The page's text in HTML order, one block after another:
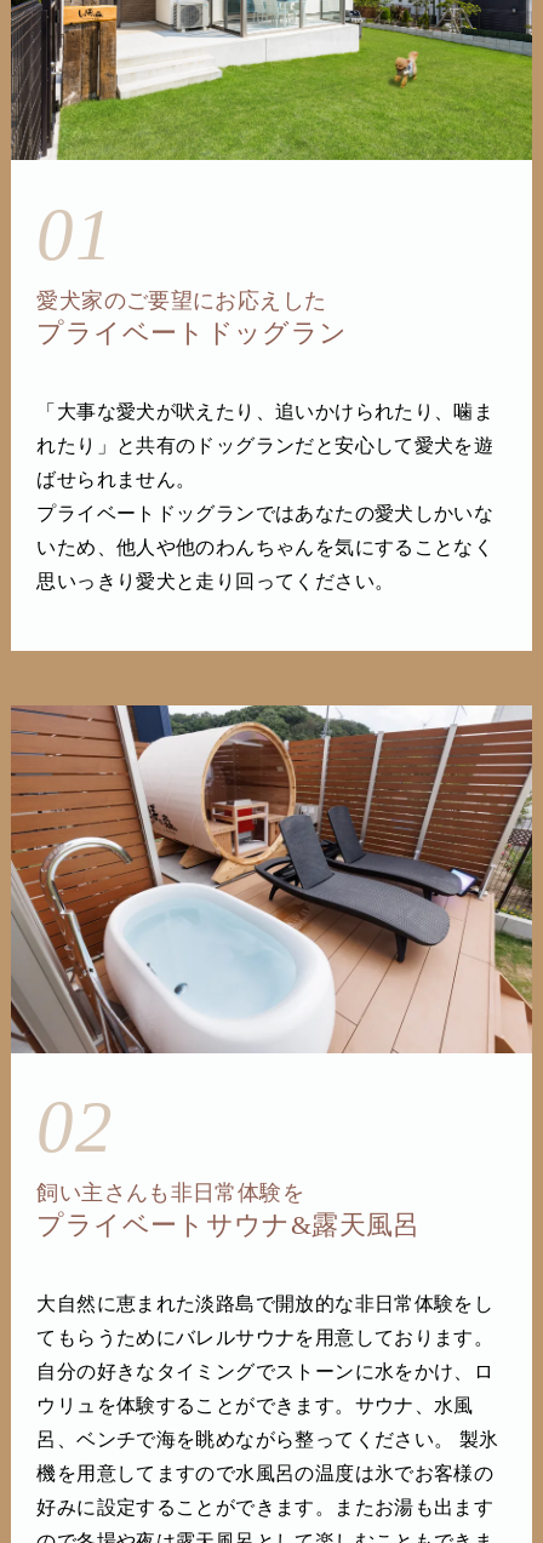
01
愛犬家のご要望にお応えした
プライベートドッグラン
「大事な愛犬が吠えたり、追いかけられたり、噛ま
れたり」と共有のドッグランだと安心して愛犬を遊
ばせられません。
プライベートドッグランではあなたの愛犬しかいな
いため、他人や他のわんちゃんを気にすることなく
思いっきり愛犬と走り回ってください。
02
飼い主さんも非日常体験を
プライベートサウナ&露天風呂
大自然に恵まれた淡路島で開放的な非日常体験をし
てもらうためにバレルサウナを用意しております。
自分の好きなタイミングでストーンに水をかけ、ロ
ウリュを体験することができます。サウナ、水風
呂、ベンチで海を眺めながら整ってください。 製氷
機を用意してますので水風呂の温度は氷でお客様の
好みに設定することができます。またお湯も出ます